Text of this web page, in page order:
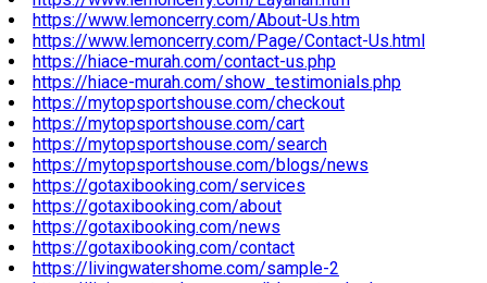
https://www.lemoncerry.com/About-Us.htm
https://www.lemoncerry.com/Page/Contact-Us.html
https://hiace-murah.com/contact-us.php
https://hiace-murah.com/show_testimonials.php
https://mytopsportshouse.com/checkout
https://mytopsportshouse.com/cart
https://mytopsportshouse.com/search
https://mytopsportshouse.com/blogs/news
https://gotaxibooking.com/services
https://gotaxibooking.com/about
https://gotaxibooking.com/news
https://gotaxibooking.com/contact
https://livingwatershome.com/sample-2